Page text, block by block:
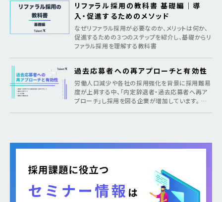
リファラル採用の教科書 基礎編｜導
入・促進するためのメソッド
なぜリファラル採用が必要なのか、メリットは何か、
促進するための３つのステップを紹介し、基礎からリ
ファラル採用を理解する教科書
過去応募者への再アプローチと有効性
労働人口減少や各社の採用強化を背景に採用難易
度が上昇する中、「内定辞退者・過去応募者へ再ア
プローチ」し採用を図る企業が増加しています。 そ